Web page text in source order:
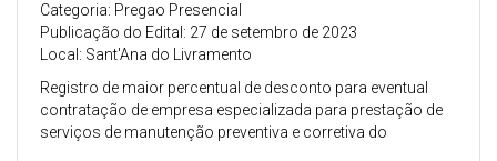
Categoria: Pregao Presencial
Publicação do Edital: 27 de setembro de 2023
Local: Sant'Ana do Livramento
Registro de maior percentual de desconto para eventual
contratação de empresa especializada para prestação de
serviços de manutenção preventiva e corretiva do